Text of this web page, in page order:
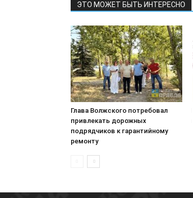
ЭТО МОЖЕТ БЫТЬ ИНТЕРЕСНО
Глава Волжского потребовал
привлекать дорожных
подрядчиков к гарантийному
ремонту